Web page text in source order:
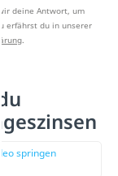
deine Antwort, um
erfährst du in unserer
.
springen